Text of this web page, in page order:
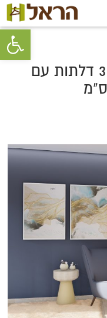
פתח
ארון פתיחה בדגם נעה | 3 דלתות עם